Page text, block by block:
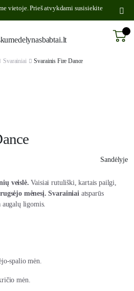
vietoje. Prieš atvykdami susisiekite
Svarainiai Svarainis Fire Dance
Sandėlyje
veislė. Vaisiai rutuliški, kartais pailgi,
rugsėjo mėnesį. Svarainiai atsparūs
augalų ligomis.
spalio mėn.
mėn.